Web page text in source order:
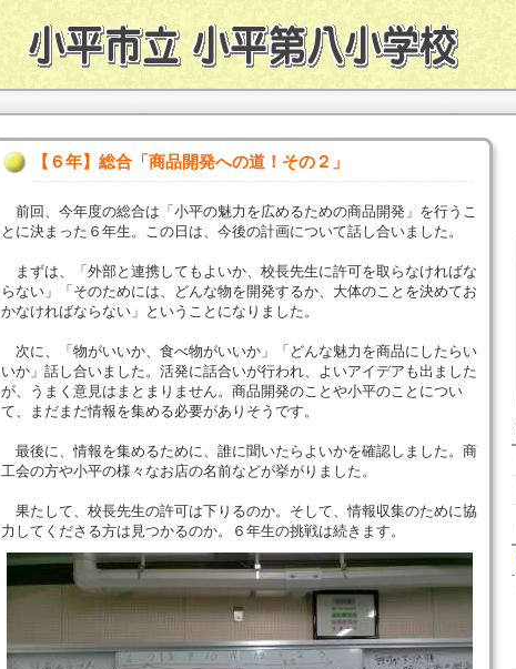
【６年】総合「商品開発への道！その２」
前回、今年度の総合は「小平の魅力を広めるための商品開発」を行うこ
とに決まった６年生。この日は、今後の計画について話し合いました。
まずは、「外部と連携してもよいか、校長先生に許可を取らなければな
らない」「そのためには、どんな物を開発するか、大体のことを決めてお
かなければならない」ということになりました。
次に、「物がいいか、食べ物がいいか」「どんな魅力を商品にしたらい
いか」話し合いました。活発に話合いが行われ、よいアイデアも出ました
が、うまく意見はまとまりません。商品開発のことや小平のことについ
て、まだまだ情報を集める必要がありそうです。
最後に、情報を集めるために、誰に聞いたらよいかを確認しました。商
工会の方や小平の様々なお店の名前などが挙がりました。
果たして、校長先生の許可は下りるのか。そして、情報収集のために協
力してくださる方は見つかるのか。６年生の挑戦は続きます。